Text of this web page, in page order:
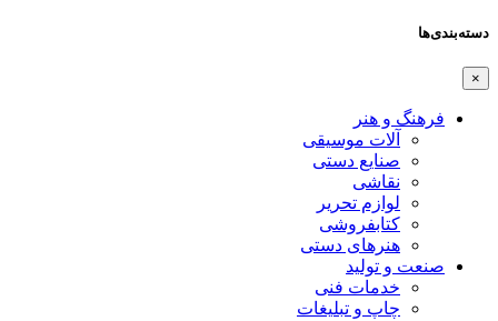
دسته‌بندی‌ها
×
فرهنگ و هنر
آلات موسیقی
صنایع دستی
نقاشی
لوازم تحریر
کتابفروشی
هنرهای دستی
صنعت و تولید
خدمات فنی
چاپ و تبلیغات